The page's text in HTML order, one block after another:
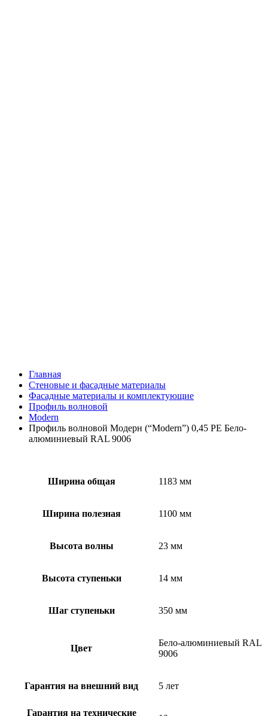
Главная
Стеновые и фасадные материалы
Фасадные материалы и комплектующие
Профиль волновой
Modern
Профиль волновой Модерн (“Modern”) 0,45 PE Бело-
алюминиевый RAL 9006
Ширина общая 1183 мм
Ширина полезная 1100 мм
Высота волны 23 мм
Высота ступеньки 14 мм
Шаг ступеньки 350 мм
Цвет
Бело-алюминиевый RAL
9006
Гарантия на внешний вид 5 лет
Гарантия на технические